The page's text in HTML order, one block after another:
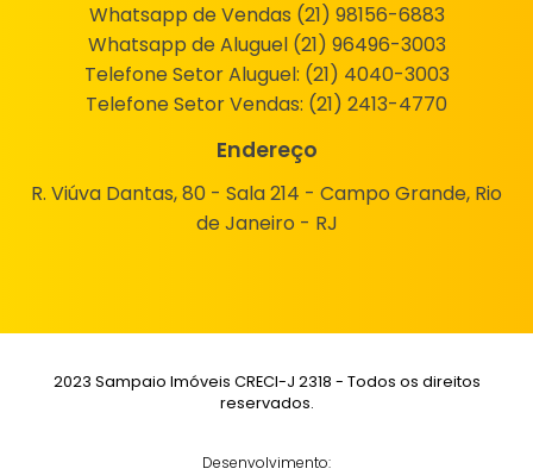
Whatsapp de Vendas (21) 98156-6883
Whatsapp de Aluguel (21) 96496-3003
Telefone Setor Aluguel: (21) 4040-3003
Telefone Setor Vendas: (21) 2413-4770
Endereço
R. Viúva Dantas, 80 - Sala 214 - Campo Grande, Rio
de Janeiro - RJ
2023 Sampaio Imóveis CRECI-J 2318 - Todos os direitos
reservados.
Desenvolvimento: